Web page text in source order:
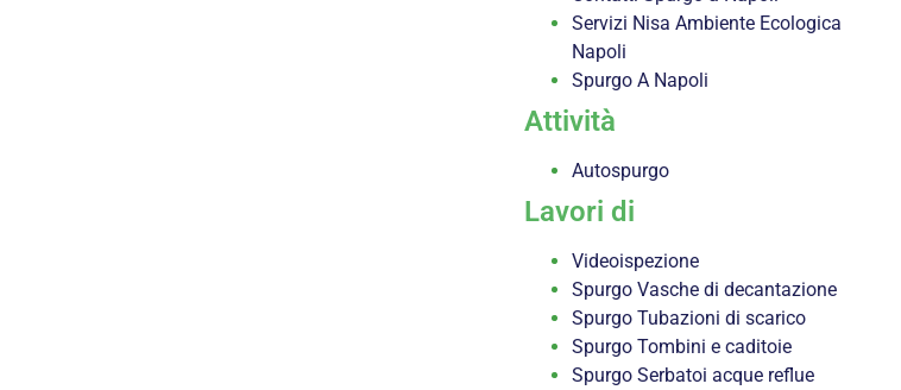
Servizi Nisa Ambiente Ecologica
Napoli
Spurgo A Napoli
Attività
Autospurgo
Lavori di
Videoispezione
Spurgo Vasche di decantazione
Spurgo Tubazioni di scarico
Spurgo Tombini e caditoie
Spurgo Serbatoi acque reflue